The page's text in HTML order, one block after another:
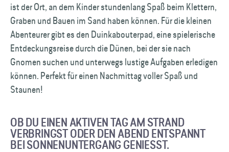
ist der Ort, an dem Kinder stundenlang Spaß beim Klettern,
Graben und Bauen im Sand haben können. Für die kleinen
Abenteurer gibt es den Duinkabouterpad, eine spielerische
Entdeckungsreise durch die Dünen, bei der sie nach
Gnomen suchen und unterwegs lustige Aufgaben erledigen
können. Perfekt für einen Nachmittag voller Spaß und
Staunen!
OB DU EINEN AKTIVEN TAG AM STRAND
VERBRINGST ODER DEN ABEND ENTSPANNT
BEI SONNENUNTERGANG GENIESST.